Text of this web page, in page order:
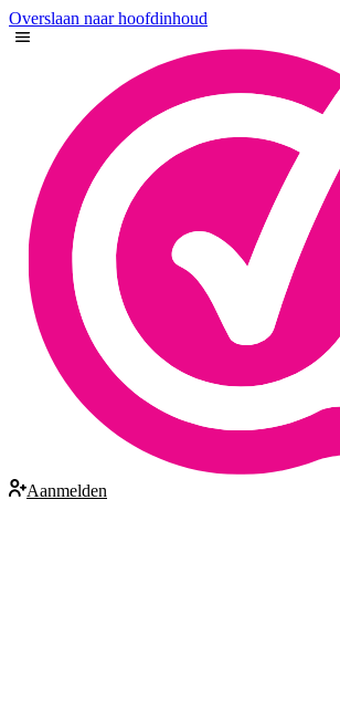
Overslaan naar hoofdinhoud
Aanmelden